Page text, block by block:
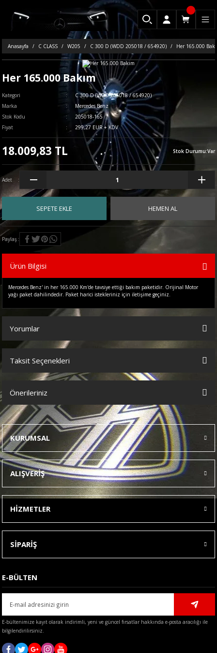
Anasayfa C CLASS W205 C 300 D (WDD 205018 / 654920) Her 165.000
Her 165.000 Bakım
Kategori
C 300 D (WDD 205018 / 654920)
Marka
Mercedes Benz
Stok Kodu
205018-165
Fiyat
299,27 EUR + KDV
18.009,83 TL Stok Durumu:Var
Adet
SEPETE EKLE HEMEN AL
Paylaş
Ürün Bilgisi
Mercedes Benz' in her 165.000 Km'de tavsiye ettiği bakım paketidir. Orijinal Motor
yağı paket dahilindedir. Paket harici istekleriniz için iletişime geçiniz.
Yorumlar
Bu ürüne ilk yorumu siz yapın!
Taksit Seçenekleri
Önerileriniz
Bu ürünün fiyat bilgisi, resim, ürün açıklamalarında ve diğer
konularda yetersiz gördüğünüz noktaları öneri formunu kullanarak
tarafımıza iletebilirsiniz.
Görüş ve önerileriniz için teşekkür ederiz.
Ürün resmi kalitesiz, bozuk veya görüntülenemiyor.
Ürün açıklamasında eksik bilgiler bulunuyor.
Ürün bilgilerinde hatalar bulunuyor.
Ürün fiyatı diğer sitelerden daha pahalı.
Bu ürüne benzer farklı alternatifler olmalı.
Gönder
KURUMSAL
ALIŞVERİŞ
HİZMETLER
SİPARİŞ
E-BÜLTEN
E-bültenimize kayıt olarak indirimli, yeni ve güncel fırsatlar hakkında e-posta aracılığı ile
bilgilendirilirsiniz.